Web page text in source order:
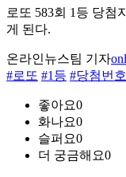
로또 583회 1등 당첨
게 된다.
온라인뉴스팀 기자
#로또 #1등 #당첨번호
좋아요0
화나요0
슬퍼요0
더 궁금해요0